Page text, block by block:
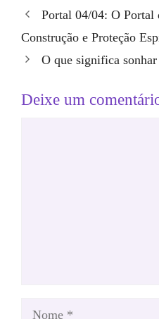
Portal 04/04: O Portal
Construção e Proteção
O que significa
Deixe um